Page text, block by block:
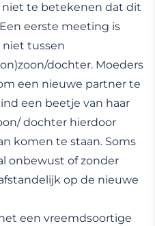
niet te betekenen dat dit
eerste meeting is
niet tussen
dochter. Moeders
een nieuwe partner te
een beetje van haar
dochter hierdoor
komen te staan. Soms
onbewust of zonder
op de nieuwe
een vreemdsoortige